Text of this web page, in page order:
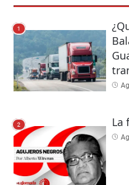
1
2 La